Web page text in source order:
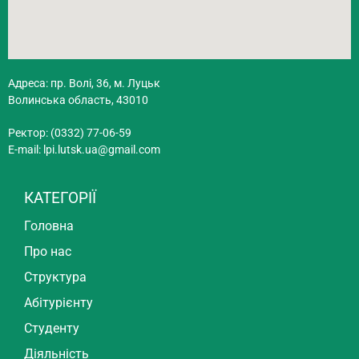
Адреса: пр. Волі, 36, м. Луцьк
Волинська область, 43010
Ректор: (0332) 77-06-59
E-mail: lpi.lutsk.ua@gmail.com
КАТЕГОРІЇ
Головна
Про нас
Структура
Абітурієнту
Студенту
Діяльність